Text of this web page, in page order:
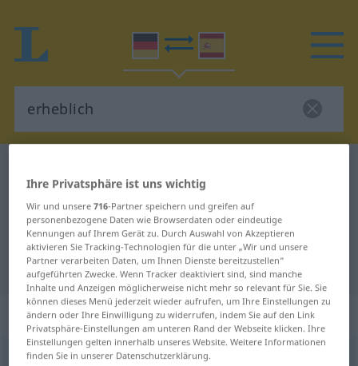
Deutsch-Spanisch Übersetzung für
"erheblich"
"erheblich" Spanisch Übersetzung
„erheblich“: Adjektiv
erheblichadj
Ihre Privatsphäre ist uns wichtig
Wir und unsere716-Partner speichern und greifen auf
personenbezogene Daten wie Browserdaten oder eindeutige
Kennungen auf Ihrem Gerät zu. Durch Auswahl von Akzeptieren
aktivieren Sie Tracking-Technologien für die unter „Wir und unsere
Partner verarbeiten Daten, um Ihnen Dienste bereitzustellen“
aufgeführten Zwecke. Wenn Tracker deaktiviert sind, sind manche
Inhalte und Anzeigen möglicherweise nicht mehr so relevant für Sie. Sie
können dieses Menü jederzeit wieder aufrufen, um Ihre Einstellungen zu
ändern oder Ihre Einwilligung zu widerrufen, indem Sie auf den Link
Privatsphäre-Einstellungen am unteren Rand der Webseite klicken. Ihre
Einstellungen gelten innerhalb unseres Website. Weitere Informationen
finden Sie in unserer Datenschutzerklärung.